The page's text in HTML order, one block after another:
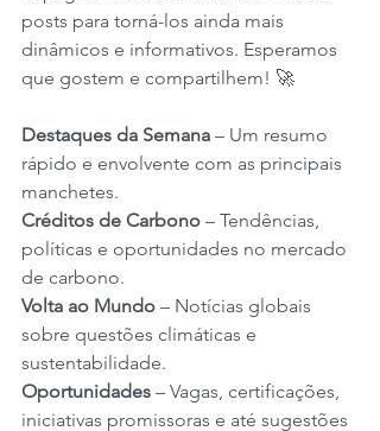
posts para torná-los ainda mais
dinâmicos e informativos. Esperamos
que gostem e compartilhem! 🚀
Destaques da Semana – Um resumo
rápido e envolvente com as principais
manchetes.
Créditos de Carbono – Tendências,
políticas e oportunidades no mercado
de carbono.
Volta ao Mundo – Notícias globais
sobre questões climáticas e
sustentabilidade.
Oportunidades – Vagas, certificações,
iniciativas promissoras e até sugestões